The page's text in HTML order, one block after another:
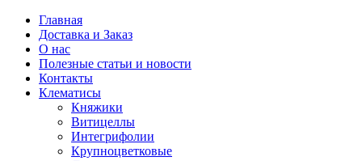
Главная
Доставка и Заказ
О нас
Полезные статьи и новости
Контакты
Клематисы
Княжики
Витицеллы
Интегрифолии
Крупноцветковые